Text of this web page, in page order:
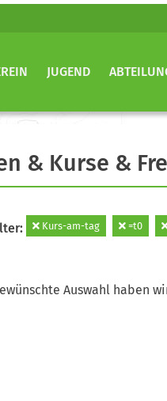
JUGEND
& Kurse &
Kurs-am-tag =t0
Auswahl haben